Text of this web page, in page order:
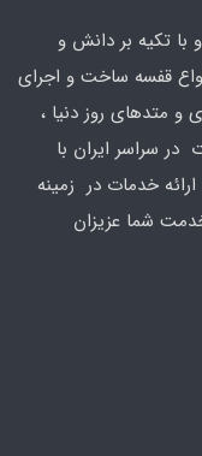
تکیه بر دانش و
قفسه ساخت و اجرای
متدهای روز دنیا ،
سراسر ایران با
خدمات در زمینه
شما عزیزان